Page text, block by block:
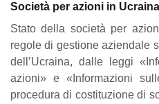
Società per azioni in Ucraina
Stato della società per
regole di gestione aziendale
dell’Ucraina, dalle leggi
azioni» e «Informazioni
procedura di costituzione di